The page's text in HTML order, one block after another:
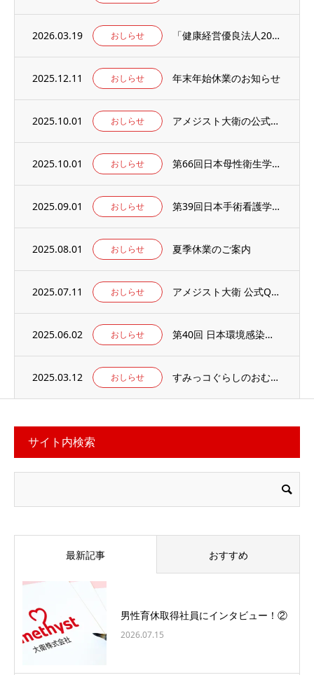
2026.03.19 おしらせ 「健康経営優良法人2026」の認定を取得しました。
2025.12.11 おしらせ 年末年始休業のお知らせ
2025.10.01 おしらせ アメジスト大衛の公式WEBサイト【アメジストAmazonブランドサイト】がオープン！
2025.10.01 おしらせ 第66回日本母性衛生学会学術集会の併設出展ブースに出展のお知らせ
2025.09.01 おしらせ 第39回日本手術看護学会年次大会の併設出展ブースに出展のお知らせ
2025.08.01 おしらせ 夏季休業のご案内
2025.07.11 おしらせ アメジスト大衛 公式Qoo10店 がオープンしました
2025.06.02 おしらせ 第40回 日本環境感染学会総会・学術集会の併設展示ブースに出展いたします。
2025.03.12 おしらせ すみっコぐらしのおむつ替えマット 当社楽天ECサイトでお取り扱い中
サイト内検索
最新記事 おすすめ
男性育休取得社員にインタビュー！②
2026.07.15